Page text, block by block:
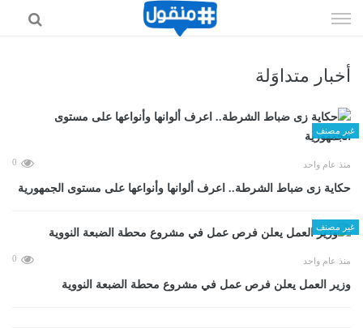
الى
أخبار متداوَلة
غير مصنف
منذ عام واحد 0
حكاية زى ضباط الشرطة.. اعرف ألوانها وأنواعها على مستوى الجمهورية
غير مصنف
منذ عام واحد 0
وزير العمل يعلن فرص عمل في مشروع محطة الضبعة النووية